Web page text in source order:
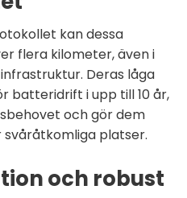
kan dessa
flera kilometer, även i
Deras låga
batteridrift i upp till 10 år,
och gör dem
svåråtkomliga platser.
och robust